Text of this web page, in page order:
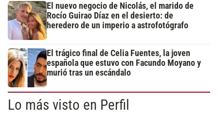
El nuevo negocio de Nicolás, el marido de
Rocío Guirao Díaz en el desierto: de
heredero de un imperio a astrofotógrafo
El trágico final de Celia Fuentes, la joven
española que estuvo con Facundo Moyano y
murió tras un escándalo
Lo más visto en Perfil